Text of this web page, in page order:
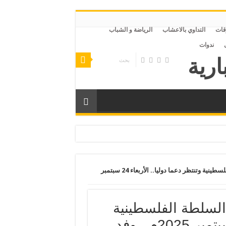
التداوي بالاعشاب الرياضة و الشباب
ندوات
مصر تعلن البدء في تجهيز قوات السلطة الفلسطينية وتنتظر دعما دوليا.. الأربعاء 24 سبتمبر
الفلسطينية